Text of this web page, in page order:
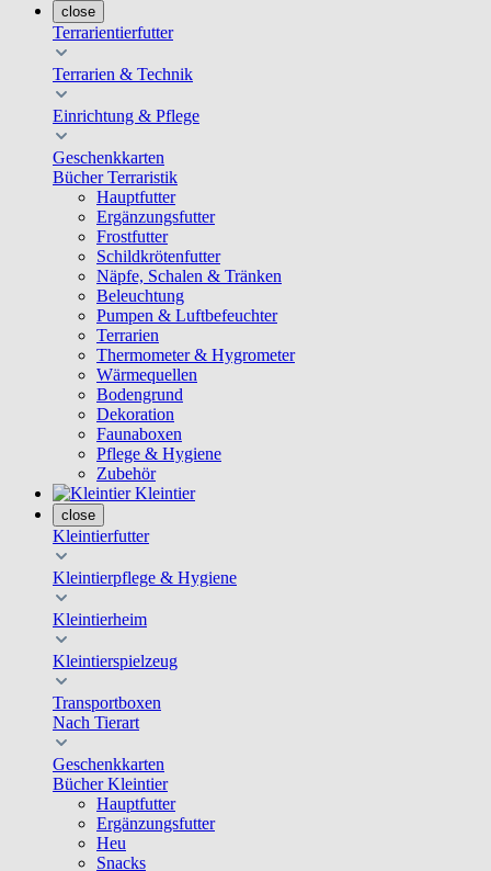
close
Terrarientierfutter
Terrarien & Technik
Einrichtung & Pflege
Geschenkkarten
Bücher Terraristik
Hauptfutter
Ergänzungsfutter
Frostfutter
Schildkrötenfutter
Näpfe, Schalen & Tränken
Beleuchtung
Pumpen & Luftbefeuchter
Terrarien
Thermometer & Hygrometer
Wärmequellen
Bodengrund
Dekoration
Faunaboxen
Pflege & Hygiene
Zubehör
Kleintier
close
Kleintierfutter
Kleintierpflege & Hygiene
Kleintierheim
Kleintierspielzeug
Transportboxen
Nach Tierart
Geschenkkarten
Bücher Kleintier
Hauptfutter
Ergänzungsfutter
Heu
Snacks